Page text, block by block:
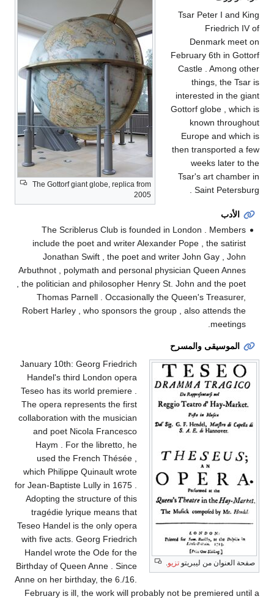
The Gottorf giant globe, replica from
2005
Tsar Peter I and King
Friedrich IV of
Denmark meet on
February 6th in Gottorf
Castle . Among other
things, the Tsar is
interested in the giant
Gottorf globe , which is
known throughout
Europe and which is
then transported a few
weeks later to the
Tsar's art chamber in
Saint Petersburg .
الأدب
The Scriblerus Club is founded in London . Members
include the poet and writer Alexander Pope , the satirist
Jonathan Swift , the poet and writer John Gay , John
Arbuthnot , polymath and personal physician Queen Annes
, the politician and philosopher Henry St. John and the poet
Thomas Parnell . Occasionally the Queen's Treasurer,
Robert Harley , who sponsors the group , also attends the
meetings.
الموسيقى والمسرح
صفحة العنوان من ليبريتو تزيو.
January 10th: Georg Friedrich
Handel's third London opera
Teseo has its world premiere .
The opera represents the first
collaboration with the musician
and poet Nicola Francesco
Haym . For the libretto, he
used the French Thésée ,
which Philippe Quinault wrote
for Jean-Baptiste Lully in 1675 .
Adopting the structure of this
tragédie lyrique means that
Teseo Handel is the only opera
with five acts. Georg Friedrich
Handel wrote the Ode for the
Birthday of Queen Anne . Since
Anne on her birthday, the 6./16.
February is ill, the work will probably not be premiered until a